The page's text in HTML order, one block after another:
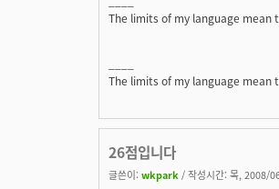
The limits of my language
The limits of my language
26점입니다
글쓴이: wkpark / 작성시간: 목, 2008/